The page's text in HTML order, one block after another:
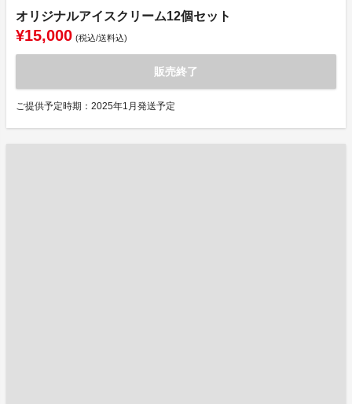
オリジナルアイスクリーム12個セット
¥15,000 (税込/送料込)
販売終了
ご提供予定時期：2025年1月発送予定